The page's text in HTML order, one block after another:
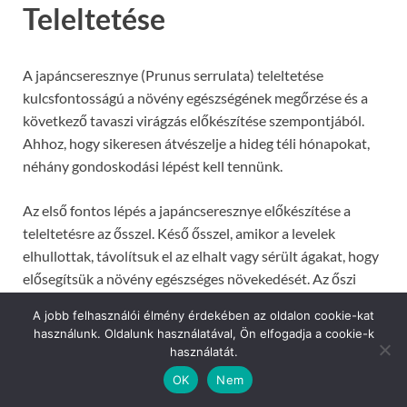
Teleltetése
A japáncseresznye (Prunus serrulata) teleltetése
kulcsfontosságú a növény egészségének megőrzése és a
következő tavaszi virágzás előkészítése szempontjából.
Ahhoz, hogy sikeresen átvészelje a hideg téli hónapokat,
néhány gondoskodási lépést kell tennünk.
Az első fontos lépés a japáncseresznye előkészítése a
teleltetésre az ősszel. Késő ősszel, amikor a levelek
elhullottak, távolítsuk el az elhalt vagy sérült ágakat, hogy
elősegítsük a növény egészséges növekedését. Az őszi
szerkezettel és jó formával rendelkezzen a téli
A hidegebb hónapok előtt fontos gondoskodni a növény
A jobb felhasználói élmény érdekében az oldalon cookie-kat
használunk. Oldalunk használatával, Ön elfogadja a cookie-k
használatát.
OK
Nem